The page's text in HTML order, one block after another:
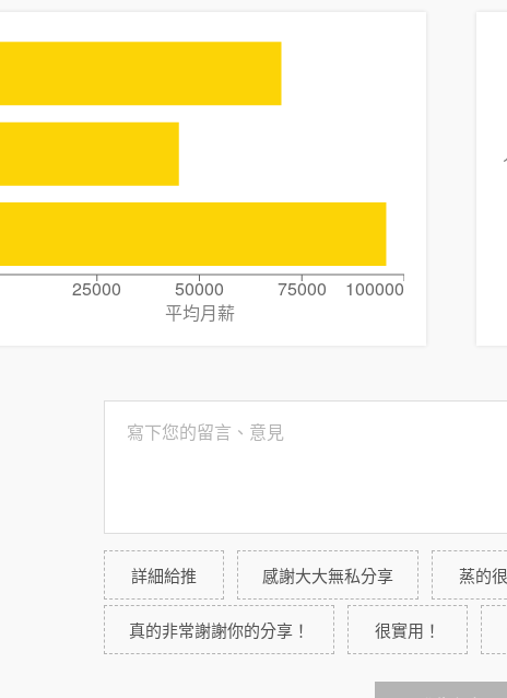
25000 50000 75000
100000
平均月薪
詳細給推 感謝大大無私分享 蒸的
真的非常謝謝你的分享！ 很實用！